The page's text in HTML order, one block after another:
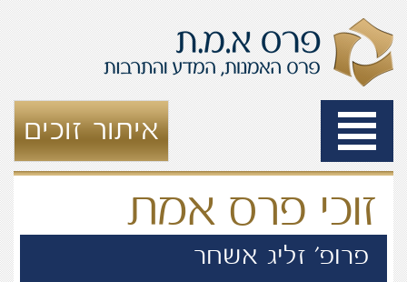
Toggle
navigation
איתור זוכים
זוכי פרס אמת
פרופ' זליג אשחר